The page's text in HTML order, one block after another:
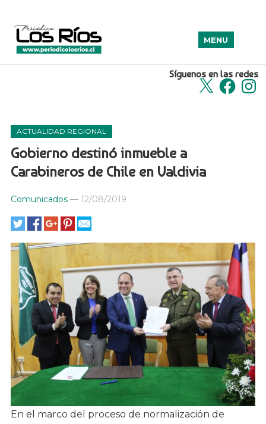
Síguenos en las redes
X Facebook
MENU
ACTUALIDAD REGIONAL
Gobierno destinó inmueble a
Carabineros de Chile en Valdivia
Comunicados— 12/08/2019
En el marco del proceso de normalización de